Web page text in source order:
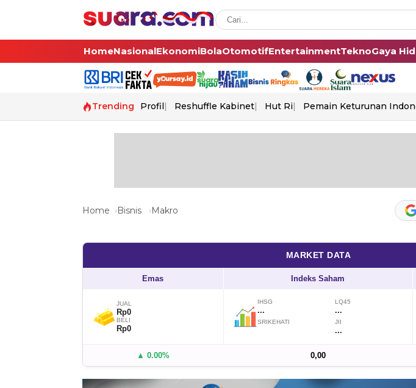
HomeNasionalEkonomiBolaOtomotifEntertainmentTeknoGaya
Trending Profil Reshuffle Kabinet Hut Ri Pemain Keturunan
Home Bisnis Makro
MARKET DATA
Emas Indeks Saham
JUAL
Rp0
BELI
Rp0
IHSG
...
LQ45
...
SRIKEHATI JII
...
▲ 0.00% 0,00